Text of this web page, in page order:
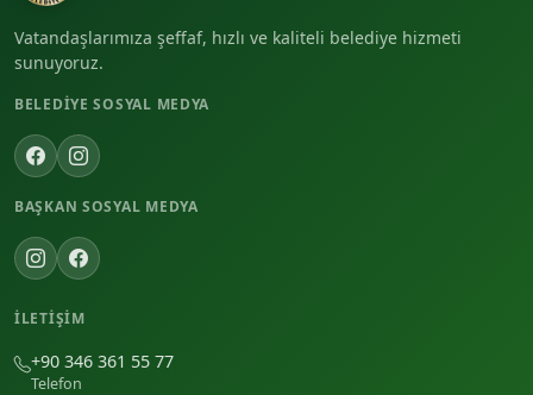
Vatandaşlarımıza şeffaf, hızlı ve kaliteli belediye hizmeti
sunuyoruz.
BELEDIYE SOSYAL MEDYA
BAŞKAN SOSYAL MEDYA
İLETIŞIM
+90 346 361 55 77
Telefon